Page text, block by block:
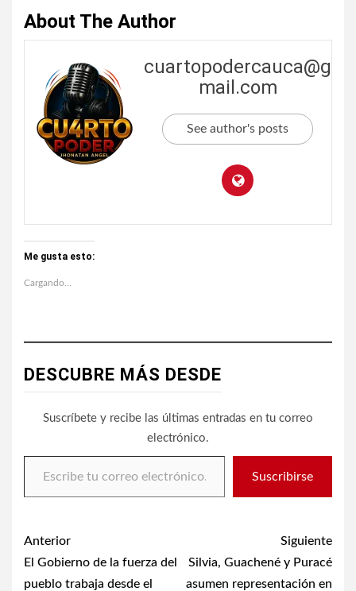
About The Author
cuartopodercauca@g
mail.com
See author's posts
Me gusta esto:
Cargando...
DESCUBRE MÁS DESDE
Suscríbete y recibe las últimas entradas en tu correo
electrónico.
Escribe tu correo electrónico…
Suscribirse
Post
navigation
Anterior
El Gobierno de la fuerza del
pueblo trabaja desde el
Siguiente
Silvia, Guachené y Puracé
asumen representación en